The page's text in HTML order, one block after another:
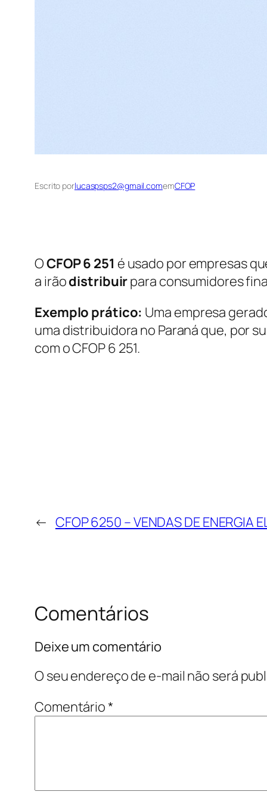
Escrito porlucaspsps2@gmail.comemCFOP
OCFOP 6 251 é usado por empresas
a irãodistribuirpara consumidores
Exemplo prático: Uma empresa
uma distribuidora no Paraná que, por
com o CFOP 6 251.
← CFOP 6250 – VENDAS DE ENERGIA
Comentários
Deixe um comentário
O seu endereço de e-mail não será
Comentário*